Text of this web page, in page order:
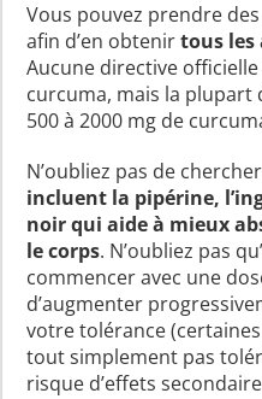
Vous pouvez prendre
afin d’en obtenirtous les
Aucune directive
curcuma, mais la
500 à 2000 mg de
N’oubliez pas de
incluent la pipérine,
noir qui aide à mieux
le corps. N’oubliez pas
commencer avec une
d’augmenter
votre tolérance
tout simplement pas
risque d’effets